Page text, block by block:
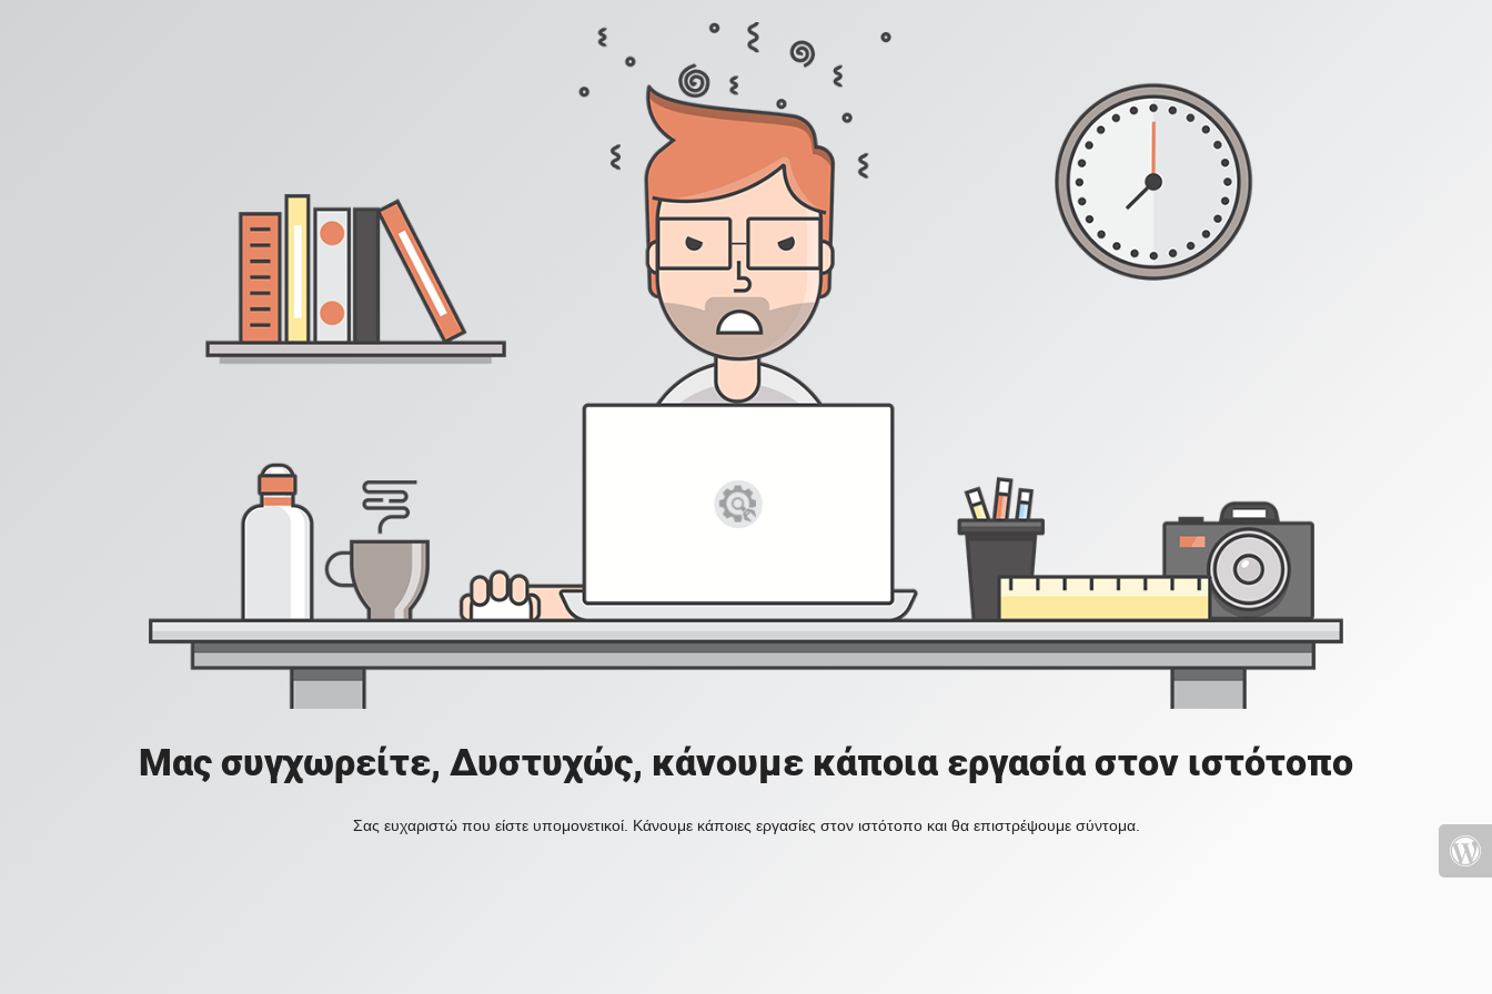
Μας συγχωρείτε, Δυστυχώς, κάνουμε κάποια εργασία στον ιστότοπο
Σας ευχαριστώ που είστε υπομονετικοί. Κάνουμε κάποιες εργασίες στον ιστότοπο και θα επιστρέψουμε σύντομα.